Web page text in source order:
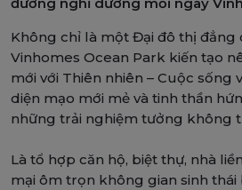
Không chỉ là một Đại đô thị đẳng
Vinhomes Ocean Park kiến tạo
mới với Thiên nhiên – Cuộc sống
diện mạo mới mẻ và tinh thần
những trải nghiệm tưởng không
Là tổ hợp căn hộ, biệt thự, nhà
mại ôm trọn không gian sinh